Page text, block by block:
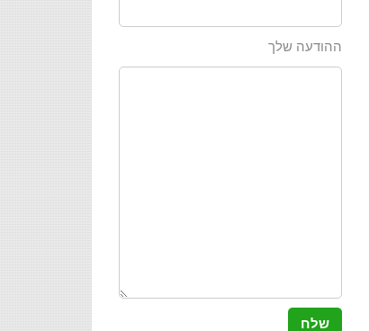
ההודעה שלך